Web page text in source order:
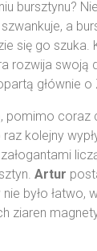
bursztynu?
a
się go szuka.
rozwija swoją
głównie o
, pomimo coraz
kolejny
Artur
nie było łatwo,
ziaren